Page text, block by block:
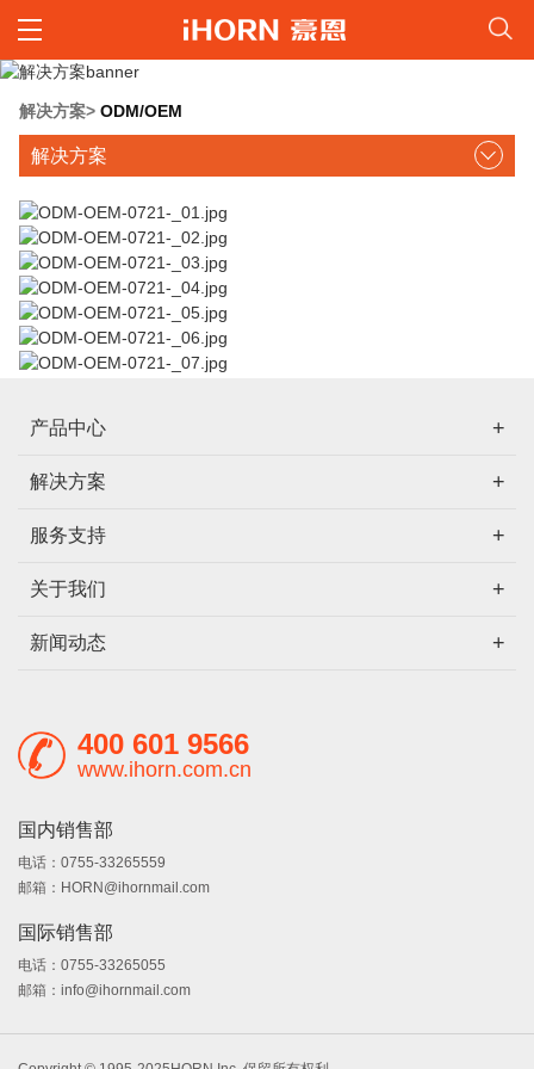
解决方案> ODM/OEM
解决方案
产品中心
解决方案
服务支持
关于我们
新闻动态
400 601 9566
www.ihorn.com.cn
国内销售部
电话：0755-33265559
邮箱：HORN@ihornmail.com
国际销售部
电话：0755-33265055
邮箱：info@ihornmail.com